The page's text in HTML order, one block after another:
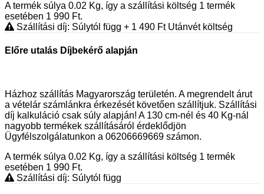
A termék súlya 0.02 Kg, így a szállítási költség 1 termék
esetében 1 990 Ft.
Szállítási díj: Súlytól függ + 1 490 FtUtánvét költség
Előre utalás Díjbekérő alapján
Házhoz szállítás Magyarország területén. A megrendelt árut
a vételár számlánkra érkezését követően szállítjuk. Szállítási
díj kalkuláció csak súly alapján! A 130 cm-nél és 40 Kg-nál
nagyobb termékek szállításáról érdeklődjön
Ügyfélszolgálatunkon a 06206669669 számon.
A termék súlya 0.02 Kg, így a szállítási költség 1 termék
esetében 1 990 Ft.
Szállítási díj: Súlytól függ